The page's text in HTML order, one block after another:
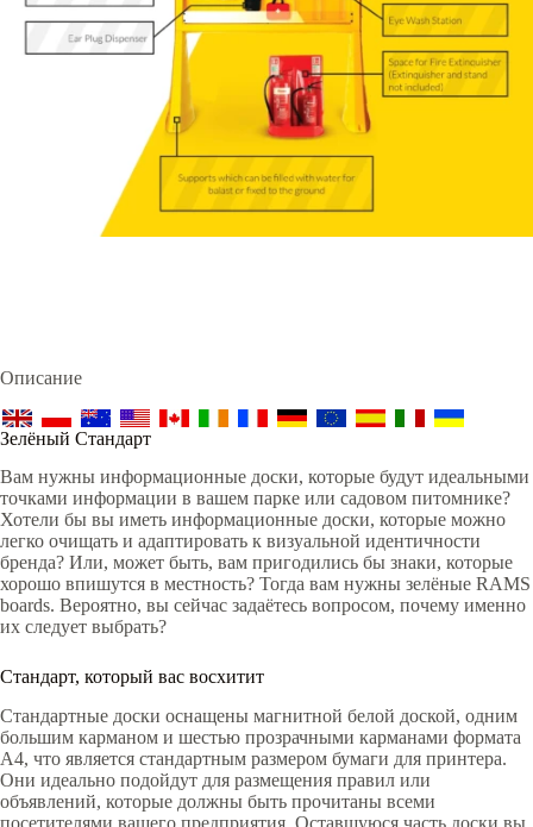
Описание
Зелёный Стандарт
Вам нужны информационные доски, которые будут идеальными
точками информации в вашем парке или садовом питомнике?
Хотели бы вы иметь информационные доски, которые можно
легко очищать и адаптировать к визуальной идентичности
бренда? Или, может быть, вам пригодились бы знаки, которые
хорошо впишутся в местность? Тогда вам нужны зелёные RAMS
boards. Вероятно, вы сейчас задаётесь вопросом, почему именно
их следует выбрать?
Стандарт, который вас восхитит
Стандартные доски оснащены магнитной белой доской, одним
большим карманом и шестью прозрачными карманами формата
А4, что является стандартным размером бумаги для принтера.
Они идеально подойдут для размещения правил или
объявлений, которые должны быть прочитаны всеми